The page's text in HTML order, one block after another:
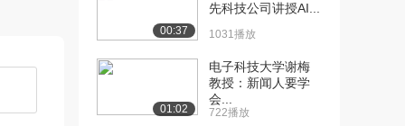
[8] 电子科技大学公开课：
管理之道与管理...
11:30
[9] 电子科技大学公开课：
管理之道与管理...
09:32
00:37
先科技公司讲授AI...
1031播放
01:02
电子科技大学谢梅
教授：新闻人要学
会...
722播放